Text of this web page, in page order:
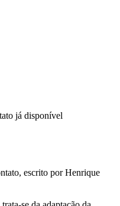
já disponível
escrito por Henrique